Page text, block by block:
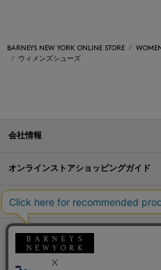
BARNEYS NEW YORK ONLINE STORE
ウィメンズシューズ
会社情報
オンラインストアショッピングガイド
店舗情報
サービス